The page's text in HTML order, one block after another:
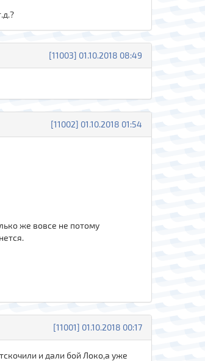
[11003] 01.10.2018 08:49
[11002] 01.10.2018 01:54
же вовсе не потому
[11001] 01.10.2018 00:17
и дали бой Локо,а уже